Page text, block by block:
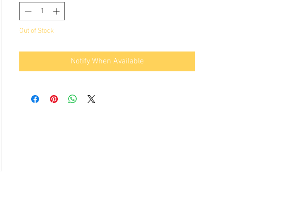
Out of Stock
Notify When Available